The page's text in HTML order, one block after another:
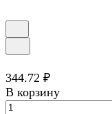
344.72 ₽
В корзину